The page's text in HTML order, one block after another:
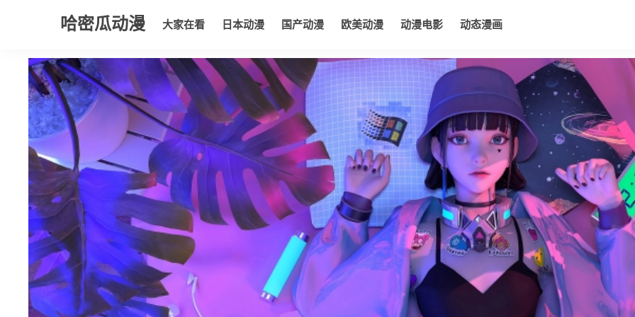
哈密瓜动漫 大家在看 日本动漫 国产动漫 欧美动漫 动漫电影 动态漫画
大家在看 日本动漫 国产动漫 欧美动漫 动漫电影 动态漫画